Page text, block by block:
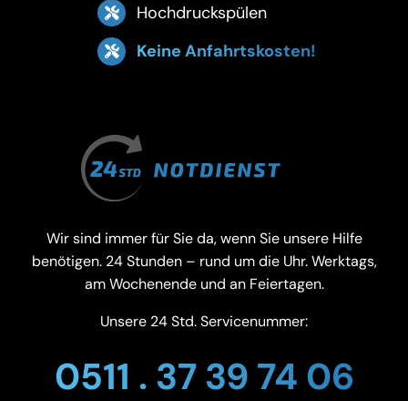
Hochdruckspülen
Keine Anfahrtskosten!
Wir sind immer für Sie da, wenn Sie unsere Hilfe
benötigen. 24 Stunden – rund um die Uhr. Werktags,
am Wochenende und an Feiertagen.
Unsere 24 Std. Servicenummer:
0511 . 37 39 74 06